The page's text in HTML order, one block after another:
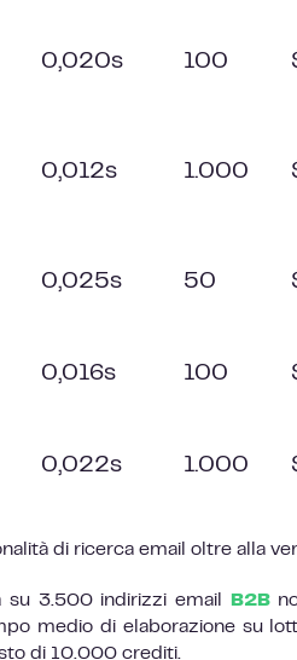
0,020s 100
0,012s 1.000
0,025s 50
0,016s 100
0,022s 1.000
di ricerca email oltre alla
su 3.500 indirizzi email B2B
medio di elaborazione su
di 10.000 crediti.